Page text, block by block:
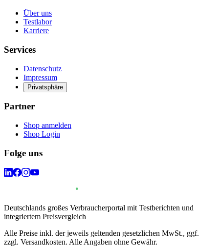
Über uns
Testlabor
Karriere
Services
Datenschutz
Impressum
Privatsphäre
Partner
Shop anmelden
Shop Login
Folge uns
Deutschlands großes Verbraucherportal mit Testberichten und
integriertem Preisvergleich
Alle Preise inkl. der jeweils geltenden gesetzlichen MwSt., ggf.
zzgl. Versandkosten. Alle Angaben ohne Gewähr.